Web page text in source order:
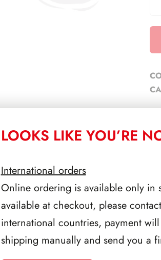
PRODOTTI CORRELATI
LOOKS LIKE YOU’RE
International orders
Online ordering is available only in
available at checkout, please contact
international countries, payment
shipping manually and send you a